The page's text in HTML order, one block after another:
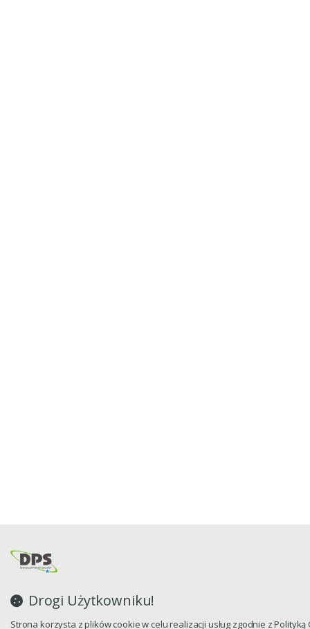
Drogi Użytkowniku!
Strona korzysta z plików cookie w celu realizacji usług zgodnie z